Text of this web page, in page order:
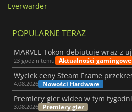
Everwarder
POPULARNE TERAZ
23 godzin temu Aktualności gamingowe
4.08.2026 Nowości Hardware
3.08.2026 Premiery gier